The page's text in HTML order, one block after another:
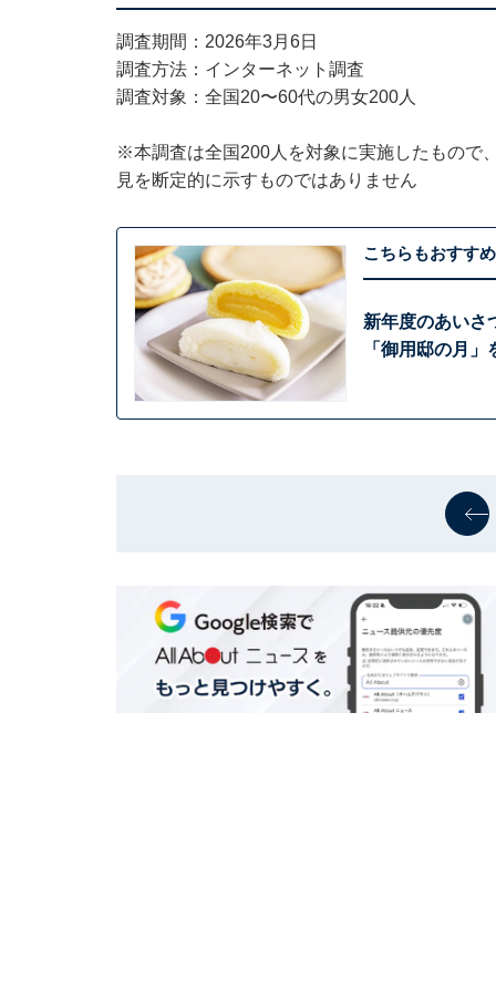
調査期間：2026年3月6日
調査方法：インターネット調査
調査対象：全国20〜60代の男女200人
※本調査は全国200人を対象に実施したもので
見を断定的に示すものではありません
こちらもおすすめ
新年度のあいさ
「御用邸の月